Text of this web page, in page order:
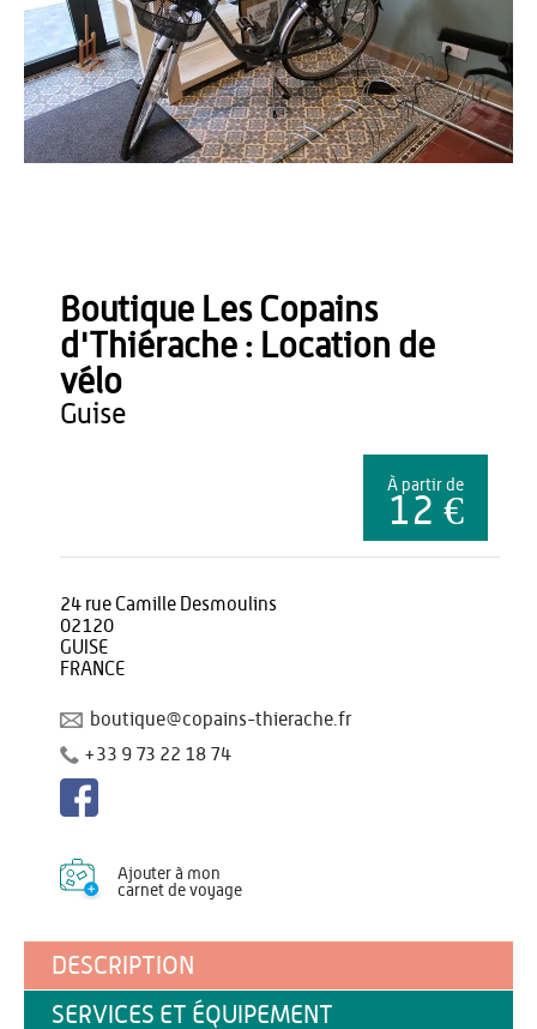
Boutique Les Copains
d'Thiérache : Location de
vélo
guise
À partir de
12 €
24 rue Camille Desmoulins
02120
GUISE
FRANCE
boutique@copains-thierache.fr
+33 9 73 22 18 74
Ajouter à mon
carnet de voyage
DESCRIPTION
SERVICES ET ÉQUIPEMENT